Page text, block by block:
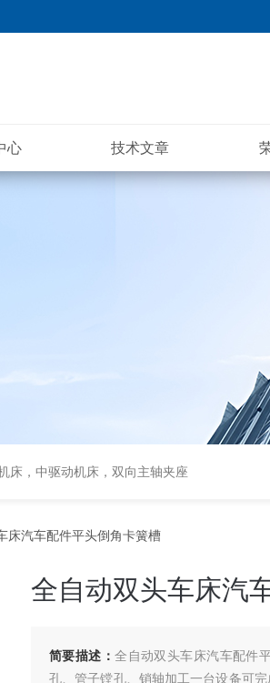
心 技术文章
床，中驱动机床，双向主轴夹座
床汽车配件平头倒角卡簧槽
全自动双头车床汽
简要描述：全自动双头车床汽车配件
孔、管子镗孔、销轴加工一台设备可